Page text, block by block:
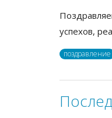
успехов,
поздравление